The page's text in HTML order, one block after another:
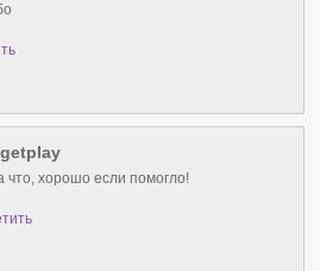
что, хорошо если помогло!